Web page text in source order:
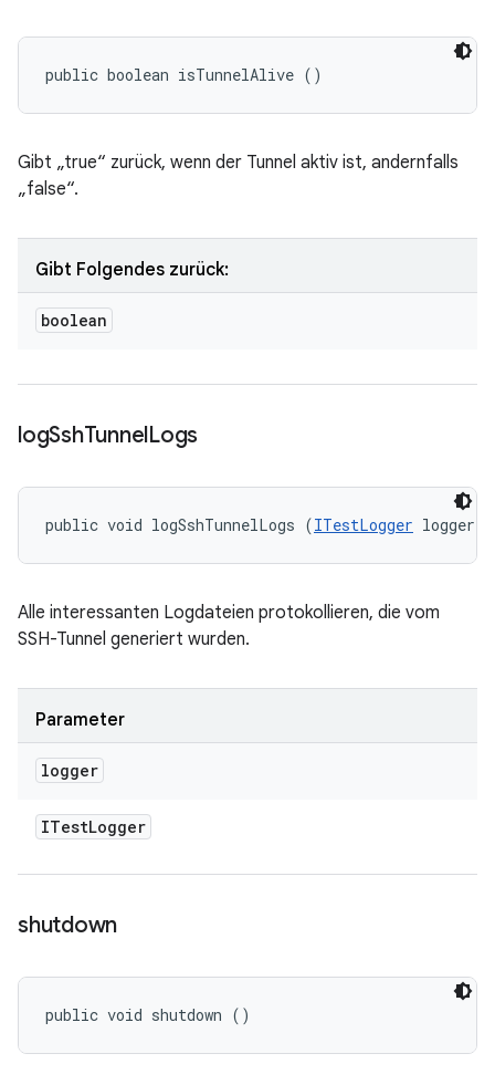
public boolean isTunnelAlive ()
Gibt „true“ zurück, wenn der Tunnel aktiv ist, andernfalls
„false“.
Gibt Folgendes zurück:
boolean
logSshTunnelLogs
public void logSshTunnelLogs (ITestLogger logger)
Alle interessanten Logdateien protokollieren, die vom
SSH-Tunnel generiert wurden.
Parameter
logger
ITestLogger
shutdown
public void shutdown ()